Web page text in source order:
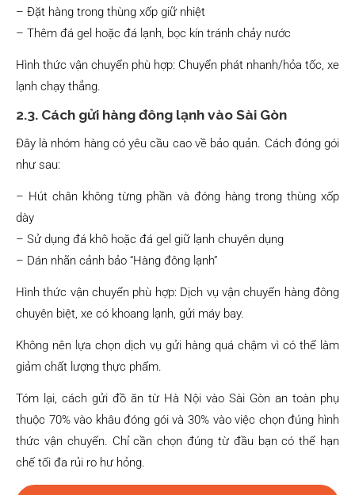
– Đặt hàng trong thùng xốp giữ nhiệt
– Thêm đá gel hoặc đá lạnh, bọc kín tránh chảy nước
Hình thức vận chuyển phù hợp: Chuyển phát nhanh/hỏa tốc, xe
lạnh chạy thẳng.
2.3. Cách gửi hàng đông lạnh vào Sài Gòn
Đây là nhóm hàng có yêu cầu cao về bảo quản. Cách đóng gói
như sau:
– Hút chân không từng phần và đóng hàng trong thùng xốp
dày
– Sử dụng đá khô hoặc đá gel giữ lạnh chuyên dụng
– Dán nhãn cảnh bảo “Hàng đông lạnh”
Hình thức vận chuyển phù hợp: Dịch vụ vận chuyển hàng đông
chuyên biệt, xe có khoang lạnh, gửi máy bay.
Không nên lựa chọn dịch vụ gửi hàng quá chậm vì có thể làm
giảm chất lượng thực phẩm.
Tóm lại, cách gửi đồ ăn từ Hà Nội vào Sài Gòn an toàn phụ
thuộc 70% vào khâu đóng gói và 30% vào việc chọn đúng hình
thức vận chuyển. Chỉ cần chọn đúng từ đầu bạn có thể hạn
chế tối đa rủi ro hư hỏng.